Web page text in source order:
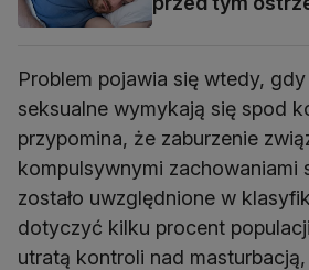
Problem pojawia się wtedy,
seksualne wymykają się spod
przypomina, że zaburzenie
kompulsywnymi zachowaniami
zostało uwzględnione w
dotyczyć kilku procent
utratą kontroli nad